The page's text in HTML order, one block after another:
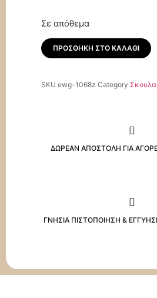
Σε απόθεμα
ΠΡΟΣΘΉΚΗ ΣΤΟ ΚΑΛΆΘΙ
SKU ewg-1068z Category
ΔΩΡΕΑΝ ΑΠΟΣΤΟΛΗ ΓΙΑ
ΓΝΗΣΙΑ ΠΙΣΤΟΠΟΙΗΣΗ &